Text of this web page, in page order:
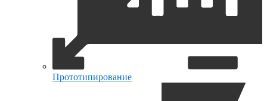
Прототипирование